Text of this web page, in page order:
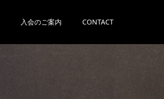
入会のご案内 CONTACT